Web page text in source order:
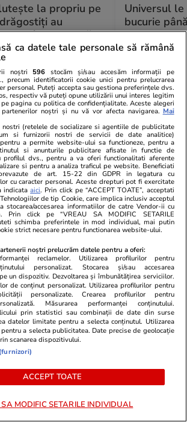
la propriu pe
au
într-o scenă
Turiștii prezenți
ori
Universul
bucurie
care au
Analiză
24 iul.
ai legii
mărite în
sume cuprinse
de lei
„bombele
de ani de la
„Acoperi o
ca datele tale personale să rămână
noștri 596 stocăm și/sau accesăm informații pe
precum identificatorii cookie unici pentru prelucrarea
personal. Puteți accepta sau gestiona preferințele dvs.
respectiv vă puteți opune utilizării unui interes legitim
pagina cu politica de confidențialitate. Aceste alegeri
noștri și nu vă vor afecta navigarea. Mai
(retelele de socializare si agentiile de publicitate
si furnizorii nostri de servicii de date analitice)
a permite website-ului sa functioneze, pentru a
si anunturile publicitare afisate in functie de
profilul dvs., pentru a va oferi functionalitati aferente
si pentru a analiza traficul pe website. Beneficiati
de art. 15-22 din GDPR in legatura cu
cu caracter personal. Aceste drepturi pot fi exercitate
indicataaici. Prin click pe “ACCEPT TOATE”, acceptati
de tip Cookie, care implica inclusiv acceptul
stocarea/accesarea informatiilor de catre Vendor-ii cu
Prin click pe “VREAU SA MODIFIC SETARILE
schimba preferintele in mod individual, mai putin
strict necesare pentru functionarea website-ului.
noștri prelucrăm datele pentru a oferi:
reclamelor. Utilizarea profilurilor pentru
personalizat. Stocarea și/sau accesarea
un dispozitiv. Dezvoltarea și îmbunătățirea serviciilor.
de conținut personalizat. Utilizarea profilurilor pentru
personalizate. Crearea profilurilor pentru
Măsurarea performanței conținutului.
prin statistici sau combinații de date din surse
datelor limitate pentru a selecta conținutul. Utilizarea
a selecta publicitatea. Date precise de geolocație
scanarea dispozitivului.
ACCEPT TOATE
MODIFIC SETARILE INDIVIDUAL